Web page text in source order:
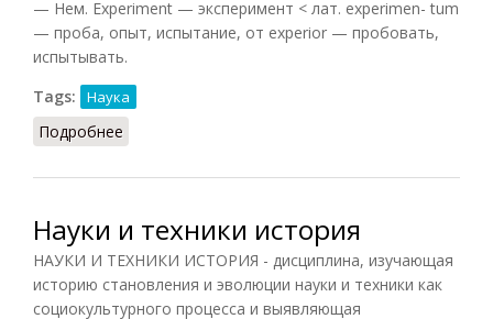
— Нем. Experiment — эксперимент < лат. experimen- tum
— проба, опыт, испытание, от experior — пробовать,
испытывать.
Tags:
Наука
Подробнее
Науки и техники история
НАУКИ И ТЕХНИКИ ИСТОРИЯ - дисциплина, изучающая
историю становления и эволюции науки и техники как
социокультурного процесса и выявляющая